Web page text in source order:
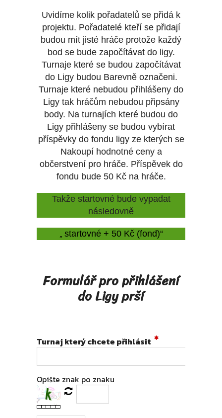
Uvidíme kolik pořadatelů se přidá k
projektu. Pořadatelé kteří se přidají
budou mít jisté hráče protože každý
bod se bude započítávat do ligy.
Turnaje které se budou započítávat
do Ligy budou Barevně označeni.
Turnaje které nebudou přihlášeny do
Ligy tak hráčům nebudou připsány
body. Na turnajích které budou do
Ligy přihlášeny se budou vybírat
příspěvky do fondu ligy ze kterých se
Nakoupí hodnotné ceny a
občerstvení pro hráče. Příspěvek do
fondu bude 50 Kč na hráče.
Takže startovné bude vypadat
následovně
„ startovné + 50 Kč (fond)“
Formulář pro přihlášení
do Ligy prší
Turnaj který chcete přihlásit
Opište znak po znaku